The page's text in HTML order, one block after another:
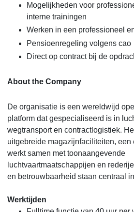
Mogelijkheden voor
interne trainingen
Werken in een professioneel
Pensioenregeling volgens cao
Direct op contract bij de
About the Company
De organisatie is een wereldwijd
platform dat gespecialiseerd is in
wegtransport en contractlogistiek.
uitgebreide magazijnfaciliteiten, een
werkt samen met toonaangevende
luchtvaartmaatschappijen en
en betrouwbaarheid staan centraal
Werktijden